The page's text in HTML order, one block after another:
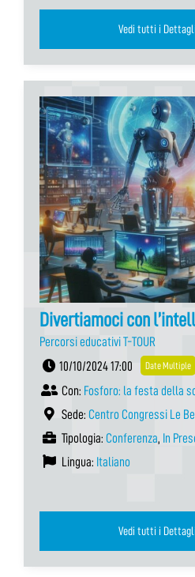
Divertiamoci con
Percorsi educativi T-TOUR
10/10/2024 17:00
Date Multiple
Con: Fosforo: la festa della
Sede: Centro Congressi Le
Tipologia: Conferenza, In
Lingua: Italiano